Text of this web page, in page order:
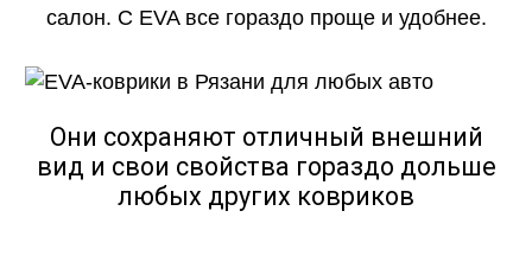
салон. С EVA все гораздо проще и удобнее.
Они сохраняют отличный внешний
вид и свои свойства гораздо дольше
любых других ковриков